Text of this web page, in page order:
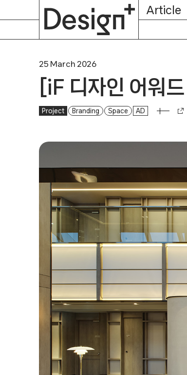
Article
25 March 2026
[iF 디자인 어워
Project Branding Space AD
[iF 디자인 어워드 2026 수상작] 클로
About
Subscription
Magazine